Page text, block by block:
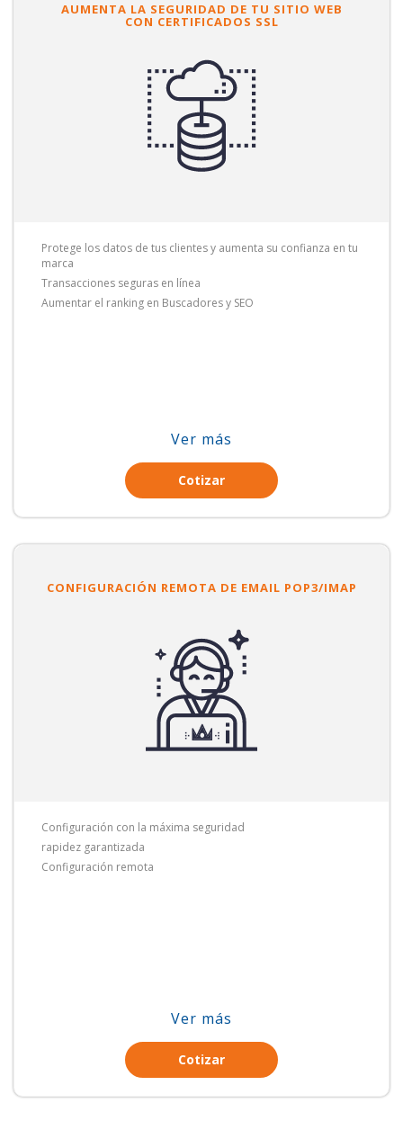
AUMENTA LA SEGURIDAD DE TU SITIO WEB
CON CERTIFICADOS SSL
Protege los datos de tus clientes y aumenta su confianza en tu
marca
Transacciones seguras en línea
Aumentar el ranking en Buscadores y SEO
Ver más
Cotizar
CONFIGURACIÓN REMOTA DE EMAIL POP3/IMAP
Configuración con la máxima seguridad
rapidez garantizada
Configuración remota
Ver más
Cotizar